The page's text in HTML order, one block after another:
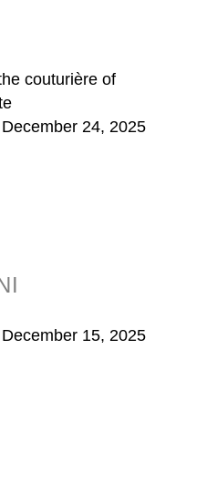
couturière of
24, 2025
15, 2025